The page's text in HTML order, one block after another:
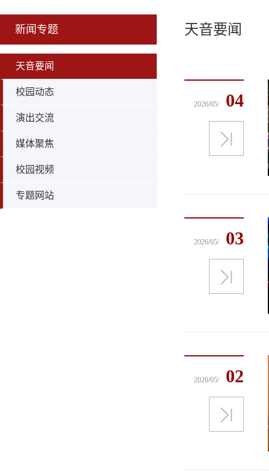
新闻专题
天音要闻
校园动态
演出交流
媒体聚焦
校园视频
专题网站
天音要闻
2026/05/ 04
2026/05/ 03
2026/05/ 02